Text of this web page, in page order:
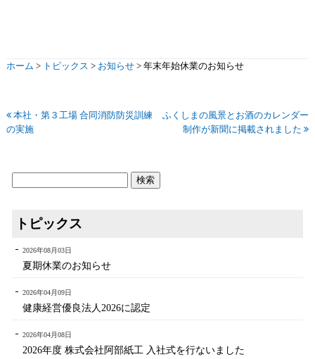
ホーム > トピックス > お知らせ> 年末年始休業のお知らせ
本社・第３工場 合同消防防災訓練
の実施
ふくしまの風景とお酒のカレンダー
制作が新聞に掲載されました
トピックス
2026年08月03日
夏期休業のお知らせ
2026年04月09日
健康経営優良法人2026に認定
2026年04月08日
2026年度 株式会社阿部紙工 入社式を行ないました